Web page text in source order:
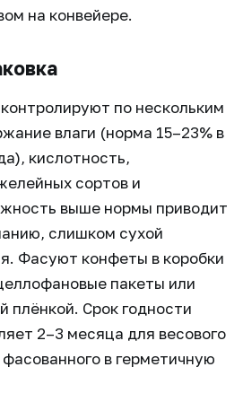
на конвейере.
по нескольким
влаги (норма 15–23% в
кислотность,
сортов и
выше нормы приводит
слишком сухой
Фасуют конфеты в коробки
пакеты или
плёнкой. Срок годности
2–3 месяца для весового
в герметичную